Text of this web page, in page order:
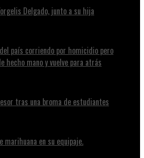
Delgado, junto a su hija
país corriendo por homicidio pero
hecho mano y vuelve para atrás
tras una broma de estudiantes
marihuana en su equipaje.